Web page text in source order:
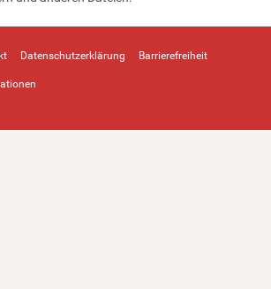
Datenschutzerklärung Barrierefreiheit